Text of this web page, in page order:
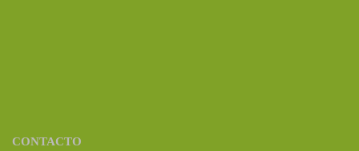
CONTACTO